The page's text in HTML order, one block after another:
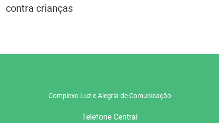
contra crianças
Complexo Luz e Alegria de Comunicação
Telefone Central